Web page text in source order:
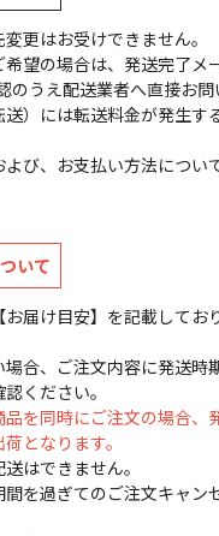
更はお受けできません。
望の場合は、発送完了メ
うえ配送業者へ直接お問
）には転送料金が発生す
び、お支払い方法につい
いて
届け目安】を記載してお
合、ご注文内容に発送時
ください。
を同時にご注文の場合、
となります。
はできません。
を過ぎてのご注文キャン